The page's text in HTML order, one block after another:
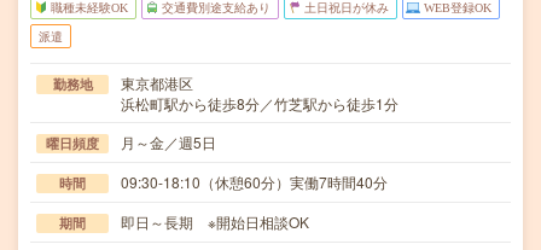
職種未経験OK 交通費別途支給あり 土日祝日が休み WEB登録OK
派遣
勤務地
東京都港区
浜松町駅から徒歩8分／竹芝駅から徒歩1分
曜日頻度 月～金／週5日
時間 09:30-18:10（休憩60分）実働7時間40分
期間 即日～長期 ※開始日相談OK